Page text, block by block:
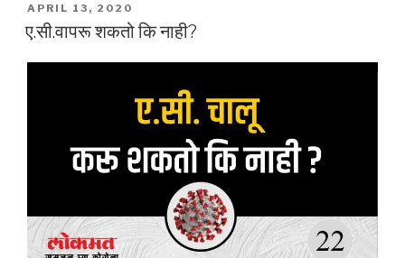
POSTED
ON
APRIL 13, 2020
ए.सी.वापरू शकतो कि नाही?